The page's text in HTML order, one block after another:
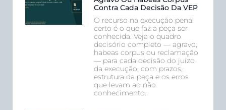
Contra Cada Decisão Da VEP
O recurso na execução penal
certo é o que faz a peça ser
conhecida. Veja o quadro
decisório completo — agravo,
habeas corpus ou reclamação
— para cada decisão do juízo
da execução, com prazos,
estrutura da peça e os erros
que levam ao não
conhecimento.